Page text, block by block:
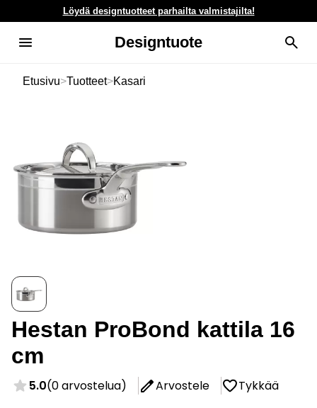
Löydä designtuotteet parhailta valmistajilta!
Designtuote
Etusivu>Tuotteet>Kasari
Hestan ProBond kattila 16
cm
5.0(0 arvostelua) Arvostele
Tykkää